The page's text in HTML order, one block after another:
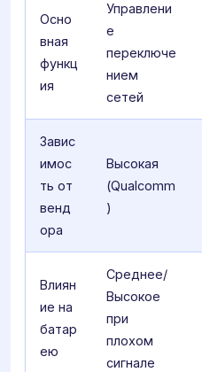
Осно
вная
функц
ия
Управлени
е
переключе
нием
сетей
Завис
имос
ть от
венд
ора
Высокая
(Qualcomm
)
Влиян
ие на
батар
ею
Среднее/
Высокое
при
плохом
сигнале